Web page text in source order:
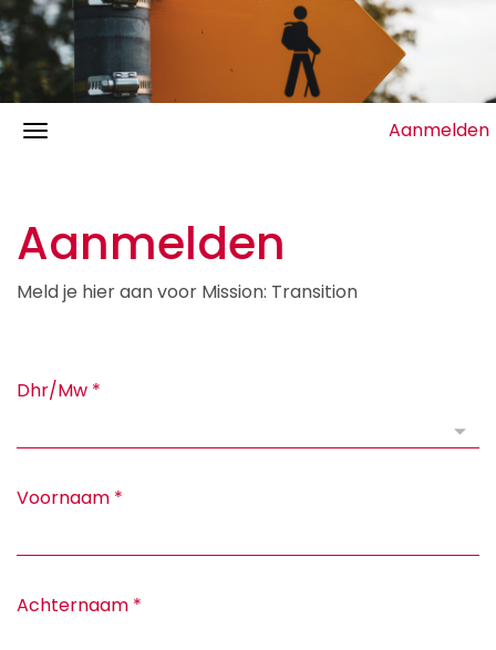
Aanmelden
Aanmelden
Meld je hier aan voor Mission: Transition
Dhr/Mw *
Voornaam *
Achternaam *